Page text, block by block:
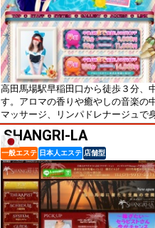
高田馬場駅早稲田口から徒歩３分、
す。アロマの香りや癒やしの音楽の
マッサージ、リンパドレナージュで
SHANGRI-LA
一般エステ 日本人エステ 店舗型